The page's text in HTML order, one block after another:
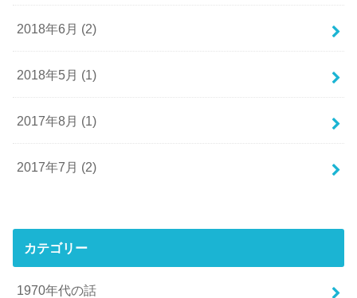
2018年6月 (2)
2018年5月 (1)
2017年8月 (1)
2017年7月 (2)
カテゴリー
1970年代の話